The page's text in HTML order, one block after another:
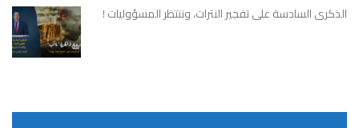
الذكرى السادسة على تفجير النترات، وننتظر المسؤوليات !